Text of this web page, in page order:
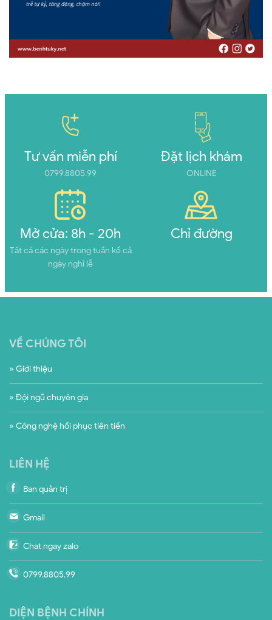
Tư vấn miễn phí
0799.8805.99
Đặt lịch khám
ONLINE
Mở cửa: 8h - 20h
Tất cả các ngày trong tuần kể cả
ngày nghỉ lễ
Chỉ đường
VỀ CHÚNG TÔI
» Giới thiệu
» Đội ngũ chuyên gia
» Công nghệ hồi phục tiên tiến
LIÊN HỆ
Ban quản trị
Gmail
Chat ngay zalo
0799.8805.99
DIỆN BỆNH CHÍNH